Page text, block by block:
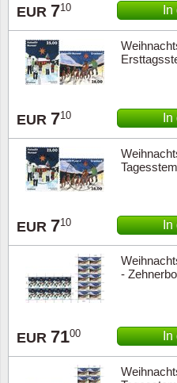
EUR 710 In
EUR 710 In
EUR 710 In
-
EUR 7100 In